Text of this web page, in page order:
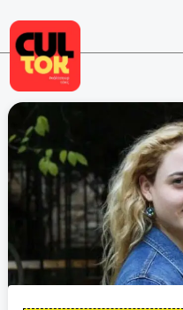
στο
περιεχόμενο